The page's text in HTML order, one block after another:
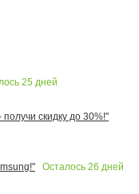
25 дней
скидку до 30%!"
Осталось 26 дней